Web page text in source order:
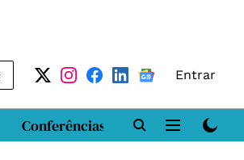
Entrar
Conferências DN LAB